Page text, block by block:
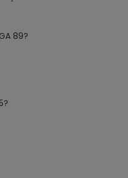
89?